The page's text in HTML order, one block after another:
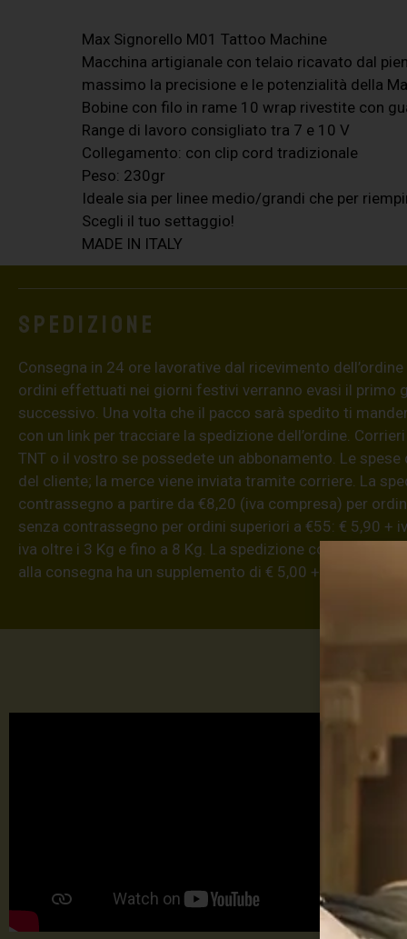
Max Signorello M01 Tattoo Machine
Macchina artigianale con telaio ricavato dal
massimo la precisione e le potenzialità della
Bobine con filo in rame 10 wrap rivestite con
Range di lavoro consigliato tra 7 e 10 V
Collegamento: con clip cord tradizionale
Peso: 230gr
Ideale sia per linee medio/grandi che per
Scegli il tuo settaggio!
MADE IN ITALY
Spedizione
Consegna in 24 ore lavorative dal ricevimento
ordini effettuati nei giorni festivi verranno evasi il primo
successivo. Una volta che il pacco sarà spedito ti
con un link per tracciare la spedizione dell’ordine.
TNT o il vostro se possedete un abbonamento. Le
del cliente; la merce viene inviata tramite corriere. La
contrassegno a partire da €8,20 (iva compresa) per
senza contrassegno per ordini superiori a €55: € 5,90 +
iva oltre i 3 Kg e fino a 8 Kg. La spedizione con
alla consegna ha un supplemento di € 5,00 + iva.